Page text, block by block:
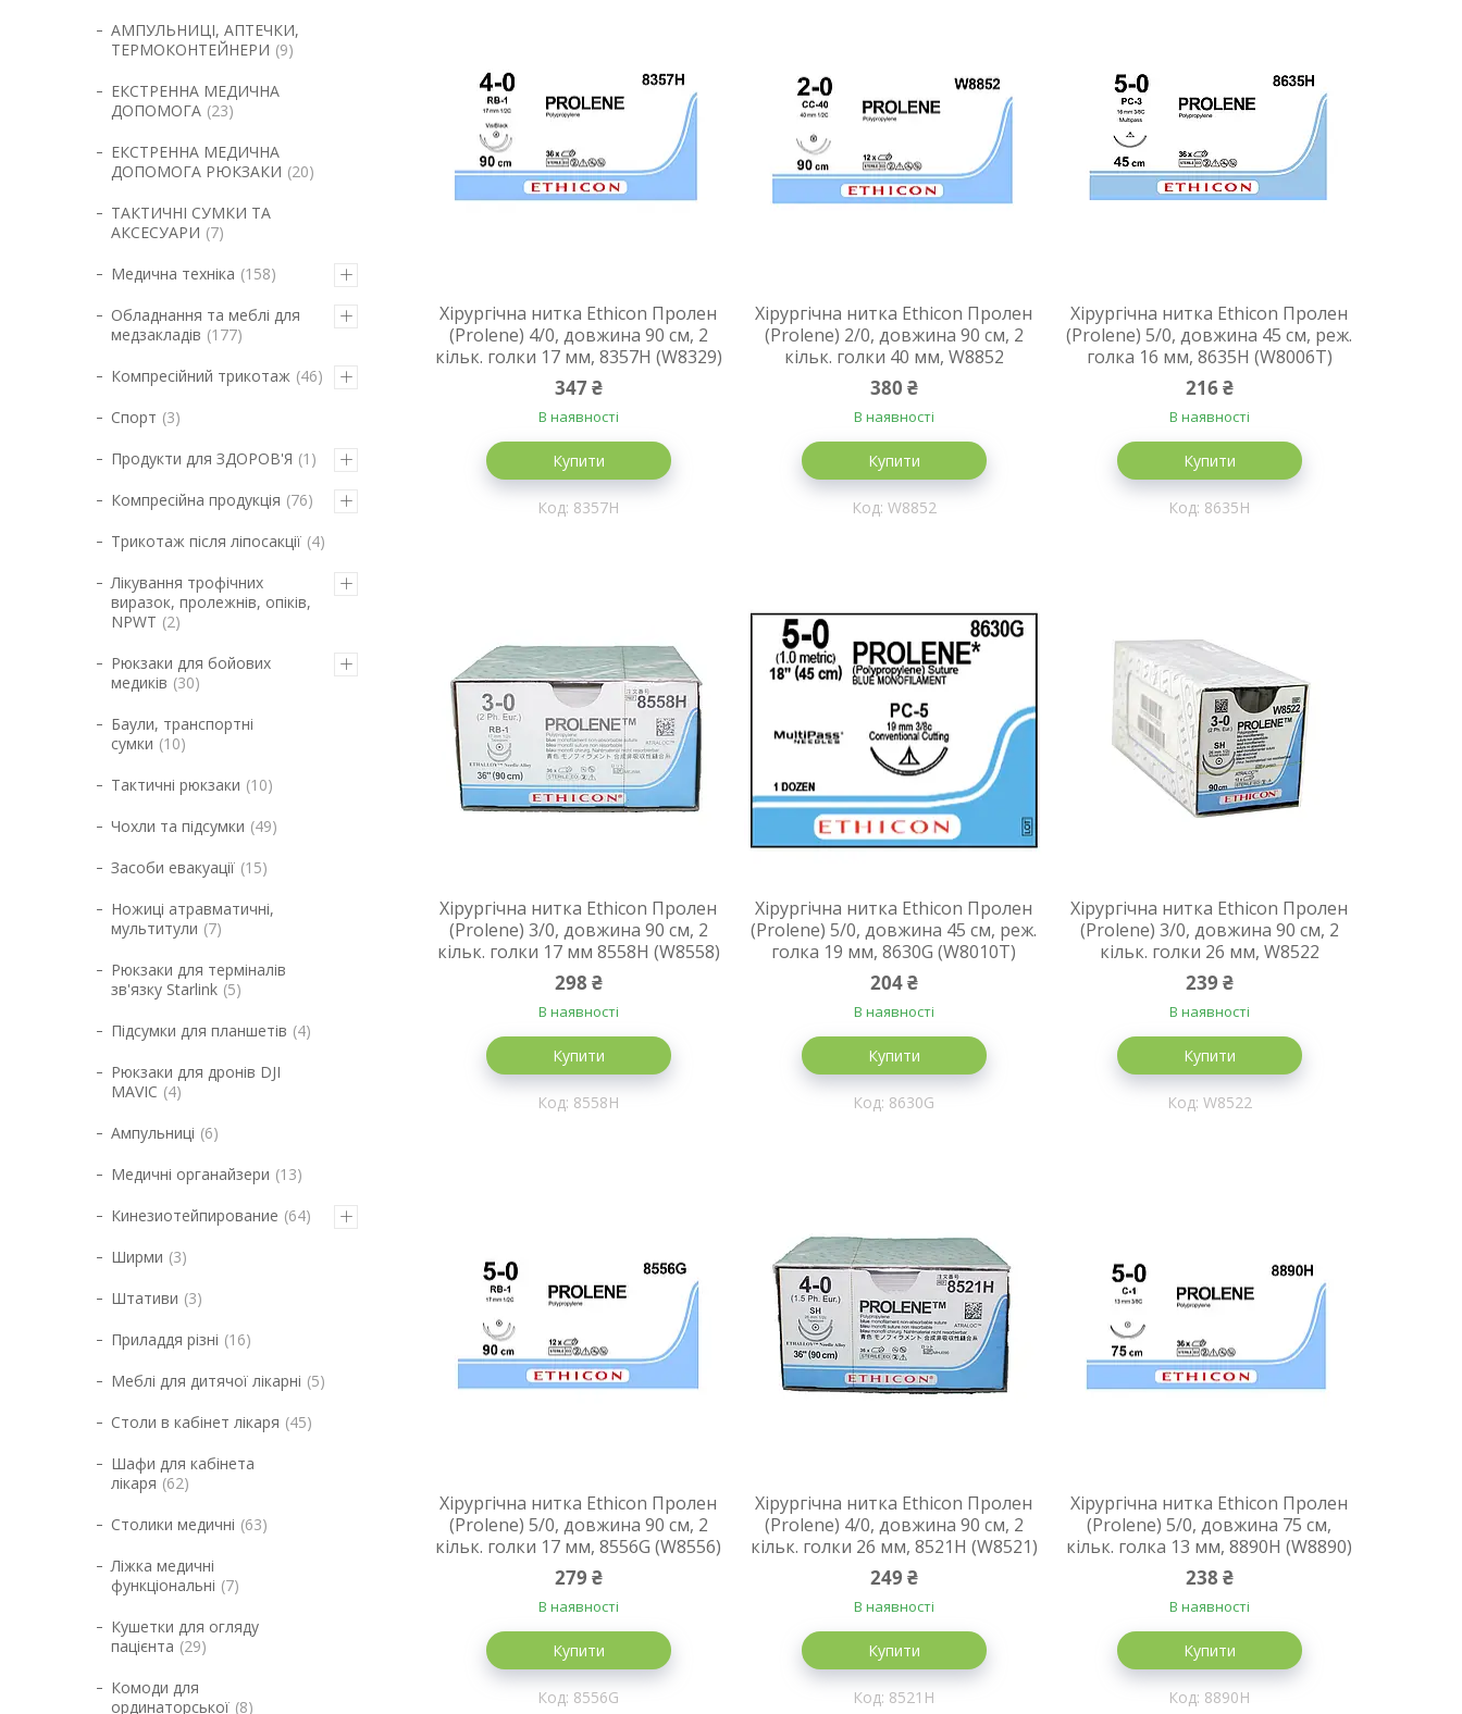
Хірургічна нитка Ethicon Пролен
(Prolene) 4/0, довжина 90 см, 2
кільк. голки 17 мм, 8357H (W8329)
347 ₴
В наявності
Купити
8357H
Хірургічна нитка Ethicon Пролен
(Prolene) 2/0, довжина 90 см, 2
кільк. голки 40 мм, W8852
380 ₴
В наявності
Купити
W8852
Хірургічна нитка Ethicon Пролен
(Prolene) 5/0, довжина 45 см, реж.
голка 16 мм, 8635H (W8006T)
216 ₴
В наявності
Купити
8635H
Хірургічна нитка Ethicon Пролен
(Prolene) 3/0, довжина 90 см, 2
кільк. голки 17 мм 8558H (W8558)
298 ₴
В наявності
Купити
8558H
Хірургічна нитка Ethicon Пролен
(Prolene) 5/0, довжина 45 см, реж.
голка 19 мм, 8630G (W8010T)
204 ₴
В наявності
Купити
8630G
Хірургічна нитка Ethicon Пролен
(Prolene) 3/0, довжина 90 см, 2
кільк. голки 26 мм, W8522
239 ₴
В наявності
Купити
W8522
Хірургічна нитка Ethicon Пролен
(Prolene) 5/0, довжина 90 см, 2
кільк. голки 17 мм, 8556G (W8556)
279 ₴
В наявності
Купити
8556G
Хірургічна нитка Ethicon Пролен
(Prolene) 4/0, довжина 90 см, 2
кільк. голки 26 мм, 8521H (W8521)
249 ₴
В наявності
Купити
8521H
Хірургічна нитка Ethicon Пролен
(Prolene) 5/0, довжина 75 см,
кільк. голка 13 мм, 8890H (W8890)
238 ₴
В наявності
Купити
8890H
АМПУЛЬНИЦІ, АПТЕЧКИ,
ТЕРМОКОНТЕЙНЕРИ 9
ЕКСТРЕННА МЕДИЧНА
ДОПОМОГА 23
ЕКСТРЕННА МЕДИЧНА
ДОПОМОГА РЮКЗАКИ 20
ТАКТИЧНІ СУМКИ ТА
АКСЕСУАРИ 7
Медична техніка 158
Обладнання та меблі для
медзакладів 177
Компресійний трикотаж 46
Спорт 3
Продукти для ЗДОРОВ'Я 1
Компресійна продукція 76
Трикотаж після ліпосакції 4
Лікування трофічних
виразок, пролежнів, опіків,
NPWT 2
Рюкзаки для бойових
медиків 30
Баули, транспортні
сумки 10
Тактичні рюкзаки 10
Чохли та підсумки 49
Засоби евакуації 15
Ножиці атравматичні,
мультитули 7
Рюкзаки для терміналів
зв'язку Starlink 5
Підсумки для планшетів 4
Рюкзаки для дронів DJI
MAVIC 4
Ампульниці 6
Медичні органайзери 13
Кинезиотейпирование 64
Ширми 3
Штативи 3
Приладдя різні 16
Меблі для дитячої лікарні 5
Столи в кабінет лікаря 45
Шафи для кабінета
лікаря 62
Столики медичні 63
Ліжка медичні
функціональні 7
Кушетки для огляду
пацієнта 29
Комоди для
ординаторської 8